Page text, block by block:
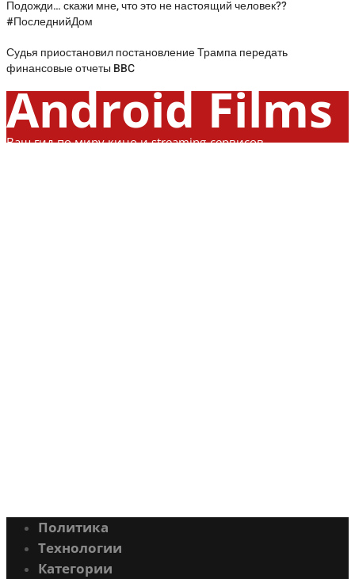
Подожди… скажи мне, что это не настоящий человек??
#ПоследнийДом
Судья приостановил постановление Трампа передать
финансовые отчеты BBC
Android Films
Ваш гид по миру кино и streaming-сервисов
Политика
Технологии
Категории